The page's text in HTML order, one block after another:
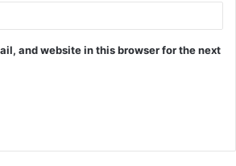
and website in this browser for the next